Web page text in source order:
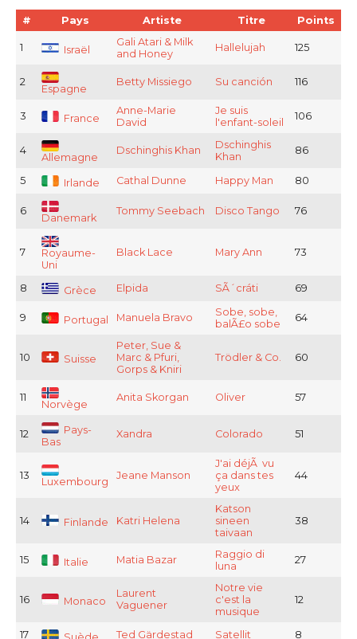
# Pays Artiste Titre Points
1 Israël
Gali Atari & Milk
and Honey
Hallelujah 125
2
Espagne
Betty Missiego Su canción 116
3 France
Anne-Marie
David
Je suis
l'enfant-soleil
106
4
Allemagne
Dschinghis Khan
Dschinghis
Khan
86
5 Irlande Cathal Dunne Happy Man 80
6
Danemark
Tommy Seebach Disco Tango 76
7
Royaume-
Uni
Black Lace Mary Ann 73
8 Grèce Elpida SÃ´cráti 69
9 Portugal Manuela Bravo
Sobe, sobe,
balÃ£o sobe
64
10 Suisse
Peter, Sue &
Marc & Pfuri,
Gorps & Kniri
Trödler & Co. 60
11
Norvège
Anita Skorgan Oliver 57
12
Pays-
Bas
Xandra Colorado 51
13
Luxembourg
Jeane Manson
J'ai déjÃ vu
ça dans tes
yeux
44
14 Finlande Katri Helena
Katson
sineen
taivaan
38
15 Italie Matia Bazar
Raggio di
luna
27
16 Monaco
Laurent
Vaguener
Notre vie
c'est la
musique
12
17 Ted Gärdestad Satellit 8